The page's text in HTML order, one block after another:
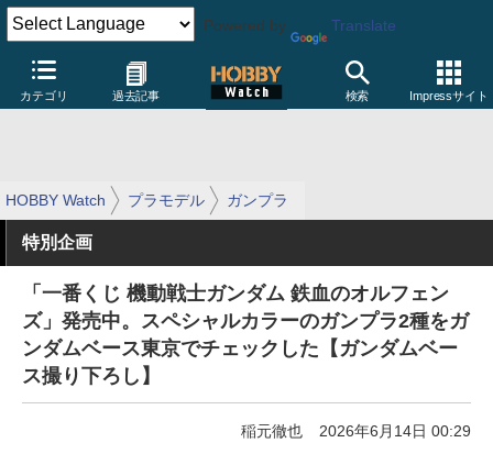
Powered by Translate
カテゴリ 過去記事 検索 Impressサイト
HOBBY Watch プラモデル ガンプラ
特別企画
「一番くじ 機動戦士ガンダム 鉄血のオルフェン
ズ」発売中。スペシャルカラーのガンプラ2種をガ
ンダムベース東京でチェックした【ガンダムベー
ス撮り下ろし】
稲元徹也 2026年6月14日 00:29